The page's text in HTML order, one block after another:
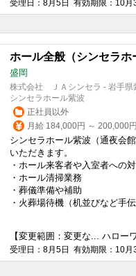
受理日：8月5日 有効期限：10月
ホール全般（シンセラホ
盛岡
株式会社 ＪＡシンセラ - 岩手県
シンセラホール紫波
正社員以外
月給 184,000円 ～ 200,000円
シンセラホール紫波（通夜会
いただきます。
・ホール来客者や入室者への
・ホール清掃業務
・葬儀準備や補助
・火葬場待機（机並びなど手伝
【変更範囲：変更な... ハロー
受理日：8月5日 有効期限：10月